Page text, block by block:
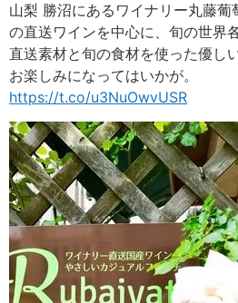
山梨 勝沼にあるワイナリー丸藤葡
の直送ワインを中心に、旬の世界
直送素材と旬の食材を使った優し
お楽しみになってはいかが。
https://t.co/u3NuOwvUSR